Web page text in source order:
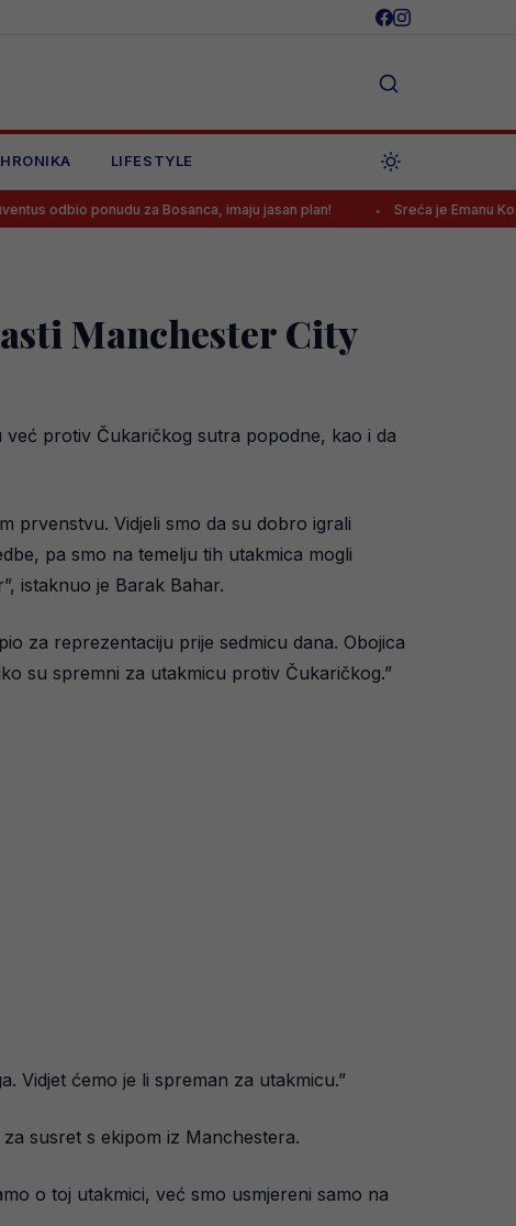
LIFESTYLE
ponudu za Bosanca, imaju jasan plan! Sreća je Emanu Košpi ponovo
Manchester City
već protiv Čukaričkog sutra popodne, kao i da
prvenstvu. Vidjeli smo da su dobro igrali
pa smo na temelju tih utakmica mogli
istaknuo je Barak Bahar.
za reprezentaciju prije sedmicu dana. Obojica
su spremni za utakmicu protiv Čukaričkog.”
Vidjet ćemo je li spreman za utakmicu.”
susret s ekipom iz Manchestera.
o toj utakmici, već smo usmjereni samo na